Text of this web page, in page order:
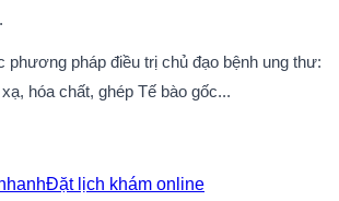
phương pháp điều trị chủ đạo bệnh ung thư:
hóa chất, ghép Tế bào gốc...
Đặt lịch khám online